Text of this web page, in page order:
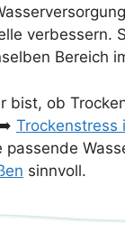
verbessern.
Bereich
bist, ob
Trockenstress
passende
sinnvoll.